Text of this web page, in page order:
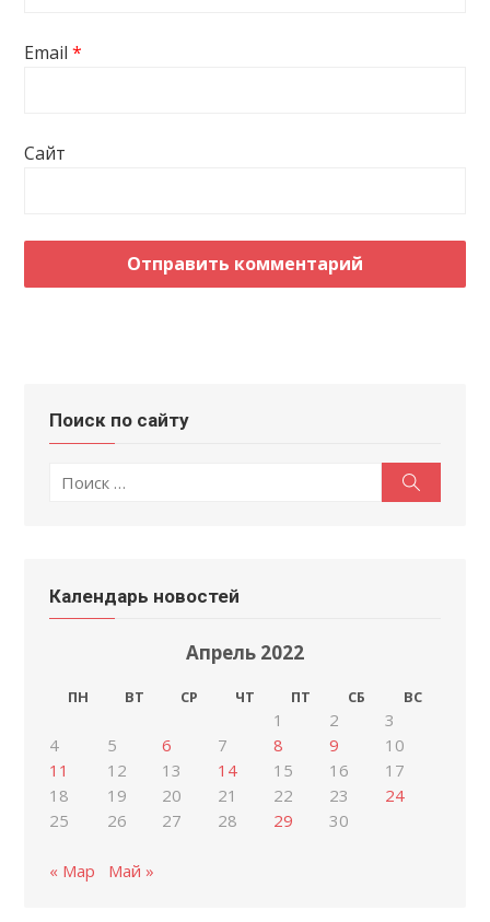
Email*
Сайт
Поиск по сайту
по:
Календарь новостей
Апрель 2022
ПН ВТ СР ЧТ ПТ СБ ВС
1 2
3
4
5 6 7 8 9
10
11
12 13 14 15 16
17
18
19 20 21 22 23
24
25
26 27 28 29 30
« Мар Май »